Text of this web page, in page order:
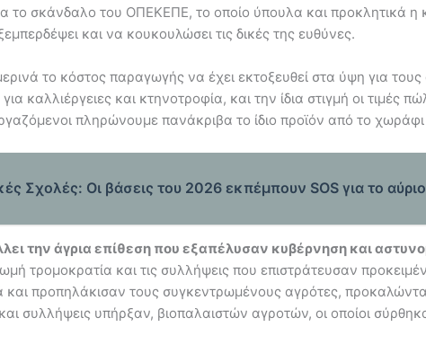
το σκάνδαλο του ΟΠΕΚΕΠΕ, το οποίο ύπουλα και προκλητικά η
και να κουκουλώσει τις δικές της ευθύνες.
το κόστος παραγωγής να έχει εκτοξευθεί στα ύψη για
καλλιέργειες και κτηνοτροφία, και την ίδια στιγμή οι
πληρώνουμε πανάκριβα το ίδιο προϊόν από το
Σχολές: Οι βάσεις του 2026 εκπέμπουν SOS για το
την άγρια επίθεση που εξαπέλυσαν κυβέρνηση και
τρομοκρατία και τις συλλήψεις που επιστράτευσαν
και προπηλάκισαν τους συγκεντρωμένους αγρότες,
συλλήψεις υπήρξαν, βιοπαλαιστών αγροτών, οι οποίοι